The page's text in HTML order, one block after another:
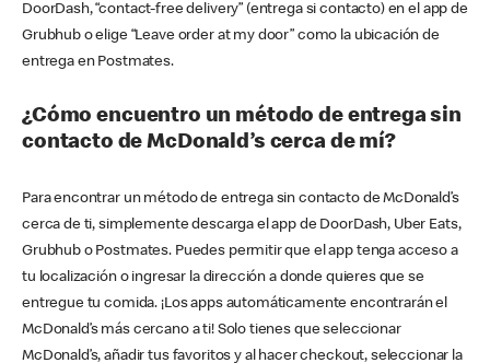
DoorDash, “contact-free delivery” (entrega si contacto) en el app de
Grubhub o elige “Leave order at my door” como la ubicación de
entrega en Postmates.
¿Cómo encuentro un método de entrega sin
contacto de McDonald’s cerca de mí?
Para encontrar un método de entrega sin contacto de McDonald’s
cerca de ti, simplemente descarga el app de DoorDash, Uber Eats,
Grubhub o Postmates. Puedes permitir que el app tenga acceso a
tu localización o ingresar la dirección a donde quieres que se
entregue tu comida. ¡Los apps automáticamente encontrarán el
McDonald’s más cercano a ti! Solo tienes que seleccionar
McDonald’s, añadir tus favoritos y al hacer checkout, seleccionar la